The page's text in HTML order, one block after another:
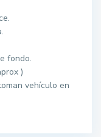
fondo.
)
vehículo en